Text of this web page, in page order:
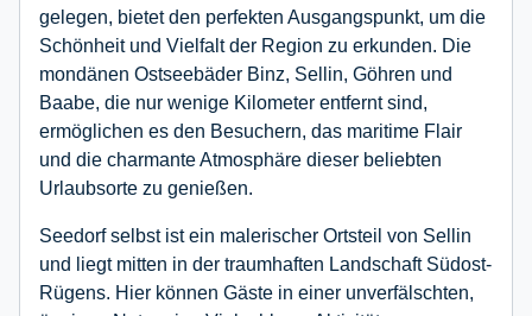
gelegen, bietet den perfekten Ausgangspunkt, um die
Schönheit und Vielfalt der Region zu erkunden. Die
mondänen Ostseebäder Binz, Sellin, Göhren und
Baabe, die nur wenige Kilometer entfernt sind,
ermöglichen es den Besuchern, das maritime Flair
und die charmante Atmosphäre dieser beliebten
Urlaubsorte zu genießen.
Seedorf selbst ist ein malerischer Ortsteil von Sellin
und liegt mitten in der traumhaften Landschaft Südost-
Rügens. Hier können Gäste in einer unverfälschten,